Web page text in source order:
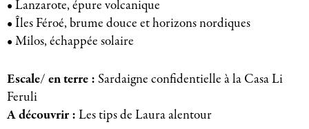
• Lanzarote, épure volcanique
• Îles Féroé, brume douce et horizons nordiques
• Milos, échappée solaire
Escale/ en terre :Sardaigne confidentielle à la Casa Li
Feruli
A découvrir :Les tips de Laura alentour